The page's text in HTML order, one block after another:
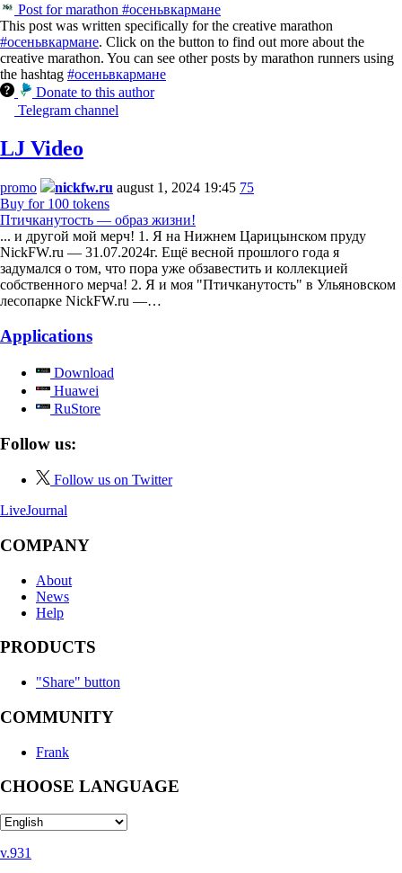
Post for marathon #осеньвкармане
This post was written specifically for the creative marathon
#осеньвкармане. Click on the button to find out more about the
creative marathon. You can see other posts by marathon runners using
the hashtag #осеньвкармане
Donate to this author
Telegram channel
LJ Video
promo nickfw.ru august 1, 2024 19:45 75
Buy for 100 tokens
Птичканутость — образ жизни!
... и другой мой мерч! 1. Я на Нижнем Царицынском пруду
NickFW.ru — 31.07.2024г. Ещё весной прошлого года я
задумался о том, что пора уже обзавестить и коллекцией
собственного мерча! 2. Я и моя "Птичканутость" в Ульяновском
лесопарке NickFW.ru —…
Applications
Download
Huawei
RuStore
Follow us:
Follow us on Twitter
LiveJournal
COMPANY
About
News
Help
PRODUCTS
"Share" button
COMMUNITY
Frank
CHOOSE LANGUAGE
v.931